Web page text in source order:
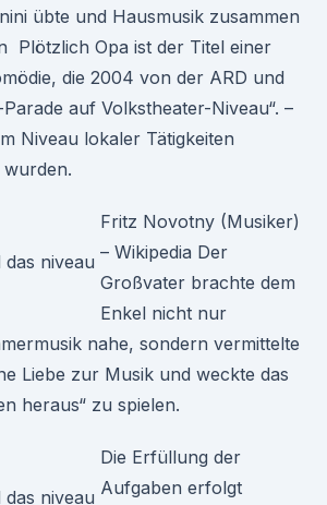
übte und Hausmusik zusammen
Plötzlich Opa ist der Titel einer
die 2004 von der ARD und
auf Volkstheater-Niveau“. –
Niveau lokaler Tätigkeiten
Fritz Novotny (Musiker)
– Wikipedia Der
Großvater brachte dem
Enkel nicht nur
nahe, sondern vermittelte
Liebe zur Musik und weckte das
heraus“ zu spielen.
Die Erfüllung der
Aufgaben erfolgt